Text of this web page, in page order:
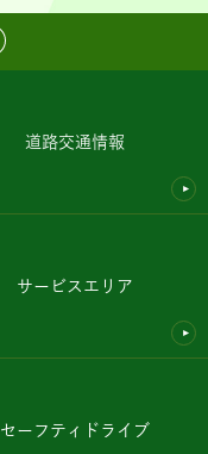
道路交通情報
サービスエリア
セーフティドライブ